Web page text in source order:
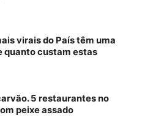
virais do País têm uma
quanto custam estas
5 restaurantes no
peixe assado